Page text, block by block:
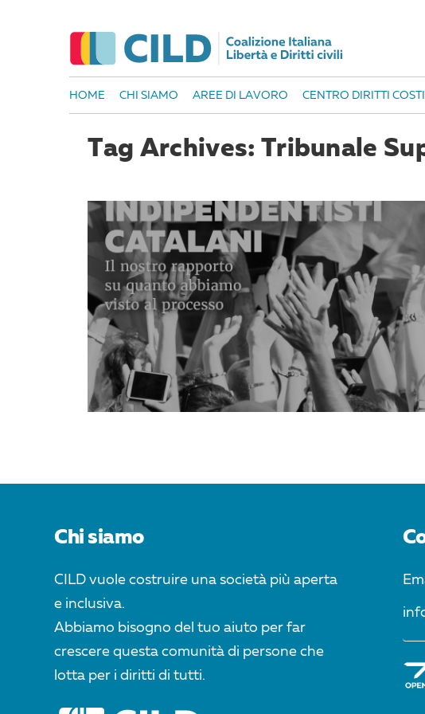
HOME CHI SIAMO AREE DI LAVORO CENTRO DIRITTI
Tag Archives: Tribunale
Chi siamo
CILD vuole costruire una società più aperta
e inclusiva.
Abbiamo bisogno del tuo aiuto per far
crescere questa comunità di persone che
lotta per i diritti di tutti.